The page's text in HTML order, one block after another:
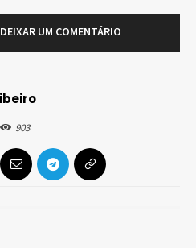
903
UM COMENTÁRIO